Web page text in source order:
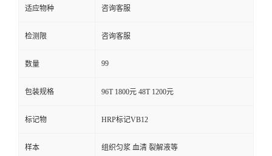
适应物种 咨询客服
检测限 咨询客服
数量 99
包装规格 96T 1800元 48T 1200元
标记物 HRP标记VB12
样本 组织匀浆 血清 裂解液等